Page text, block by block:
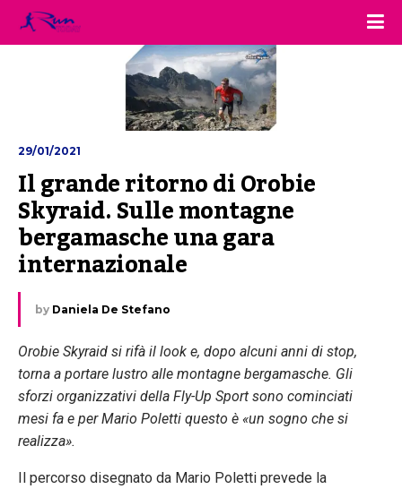
29/01/2021
Il grande ritorno di Orobie
Skyraid. Sulle montagne
bergamasche una gara
internazionale
by Daniela De Stefano
Orobie Skyraid si rifà il look e, dopo alcuni anni di stop,
torna a portare lustro alle montagne bergamasche. Gli
sforzi organizzativi della Fly-Up Sport sono cominciati
mesi fa e per Mario Poletti questo è «un sogno che si
realizza».
Il percorso disegnato da Mario Poletti prevede la